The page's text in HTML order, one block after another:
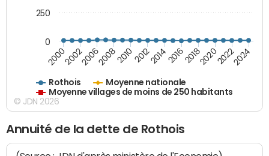
Rothois
Moyenne nationale
Moyenne villages de moins de 250 habitants
200020022006200820102012201420162018202020222024
0
250
© JDN 2026
Annuité de la dette de Rothois